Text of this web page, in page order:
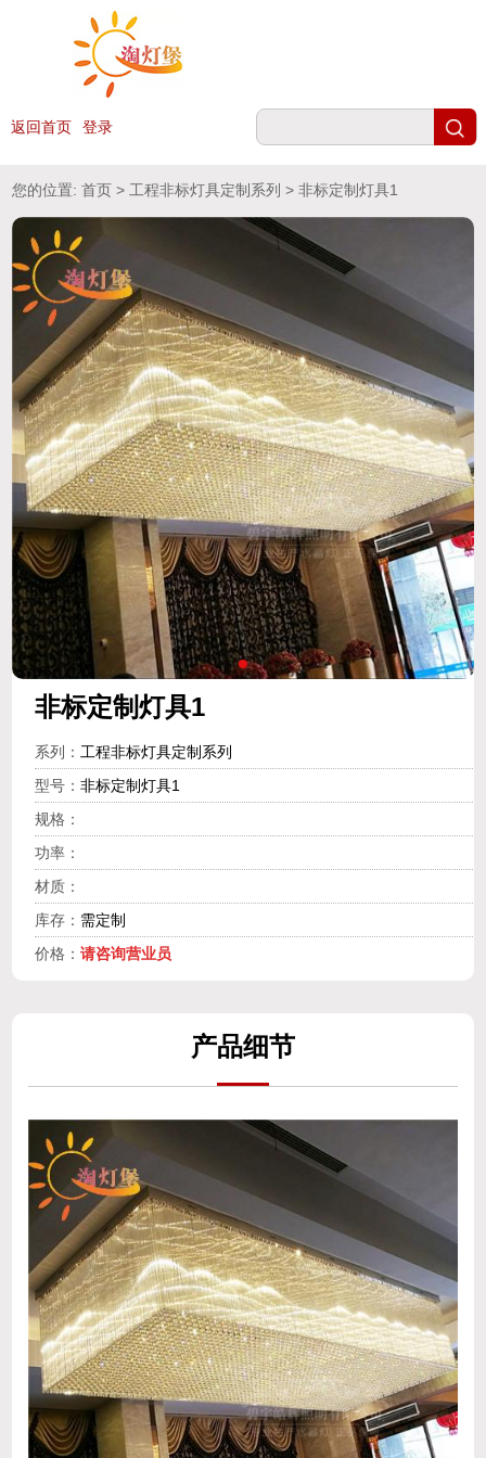
返回首页 登录
您的位置:首页 > 工程非标灯具定制系列 > 非标定制灯具1
非标定制灯具1
系列： 工程非标灯具定制系列
型号： 非标定制灯具1
规格：
功率：
材质：
库存： 需定制
价格： 请咨询营业员
产品细节